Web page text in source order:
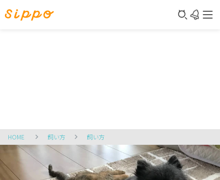
HOME 飼い方 飼い方